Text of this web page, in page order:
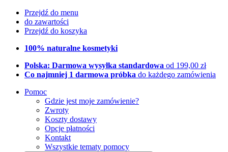
Przejdź do menu
do zawartości
Przejdź do koszyka
100% naturalne kosmetyki
Polska: Darmowa wysyłka standardowa od 199,00 zł
Co najmniej 1 darmowa próbka do każdego zamówienia
Pomoc
Gdzie jest moje zamówienie?
Zwroty
Koszty dostawy
Opcje płatności
Kontakt
Wszystkie tematy pomocy